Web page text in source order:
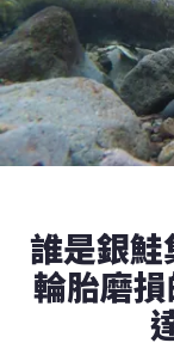
誰是銀鮭
輪胎磨